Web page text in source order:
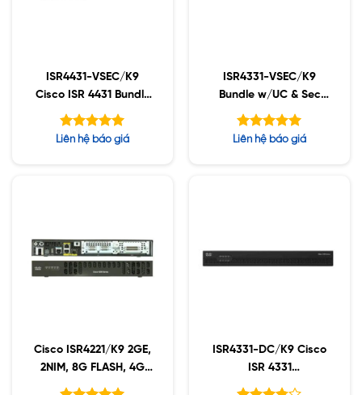
ISR4431-VSEC/K9
Cisco ISR 4431 Bundle
with UC & Sec Lic,
PVDM4-64
Được xếp
Liên hệ báo giá
ISR4331-VSEC/K9
Bundle w/UC & Sec
Lic, PVDM4-32
Được xếp
Liên hệ báo giá
Cisco ISR4221/K9 2GE,
2NIM, 8G FLASH, 4G
DRAM, IPB
ISR4331-DC/K9 Cisco
ISR 4331
(3GE,2NIM,1SM,4G